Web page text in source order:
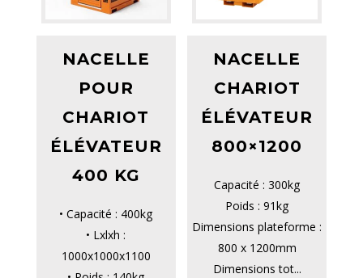
NACELLE
POUR
CHARIOT
ÉLÉVATEUR
400 KG
• Capacité : 400kg
• Lxlxh :
1000x1000x1100
NACELLE
CHARIOT
ÉLÉVATEUR
800×1200
Capacité : 300kg
Poids : 91kg
Dimensions plateforme :
800 x 1200mm
Dimensions tot...